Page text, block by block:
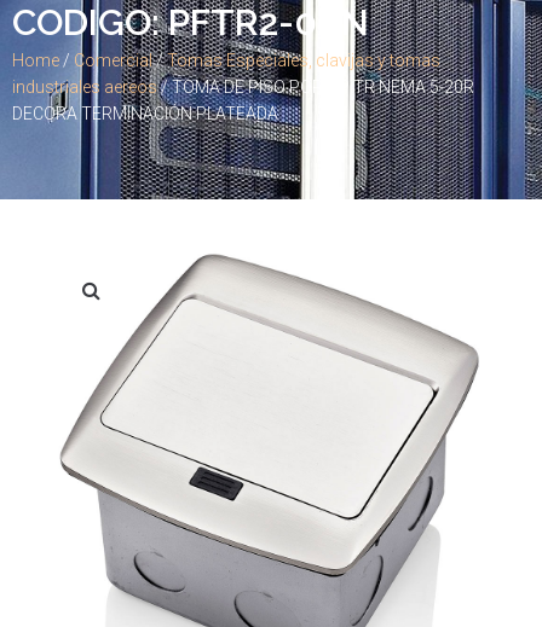
CODIGO: PFTR2-0BN
Home / Comercial/Tomas Especiales, clavijas y tomas
industriales aereos/ TOMA DE PISO POP-UP TR NEMA 5-20R
DECORA TERMINACIÓN PLATEADA